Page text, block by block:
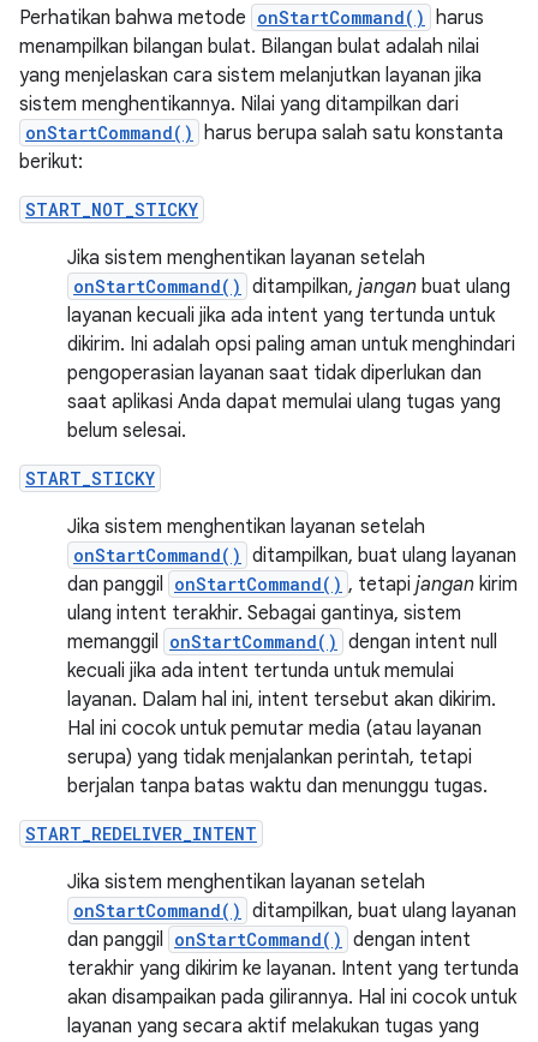
Perhatikan bahwa metode onStartCommand() harus
menampilkan bilangan bulat. Bilangan bulat adalah nilai
yang menjelaskan cara sistem melanjutkan layanan jika
sistem menghentikannya. Nilai yang ditampilkan dari
onStartCommand() harus berupa salah satu konstanta
berikut:
START_NOT_STICKY
Jika sistem menghentikan layanan setelah
onStartCommand() ditampilkan, jangan buat ulang
layanan kecuali jika ada intent yang tertunda untuk
dikirim. Ini adalah opsi paling aman untuk menghindari
pengoperasian layanan saat tidak diperlukan dan
saat aplikasi Anda dapat memulai ulang tugas yang
belum selesai.
START_STICKY
Jika sistem menghentikan layanan setelah
onStartCommand() ditampilkan, buat ulang layanan
dan panggil onStartCommand() , tetapi jangan kirim
ulang intent terakhir. Sebagai gantinya, sistem
memanggil onStartCommand() dengan intent null
kecuali jika ada intent tertunda untuk memulai
layanan. Dalam hal ini, intent tersebut akan dikirim.
Hal ini cocok untuk pemutar media (atau layanan
serupa) yang tidak menjalankan perintah, tetapi
berjalan tanpa batas waktu dan menunggu tugas.
START_REDELIVER_INTENT
Jika sistem menghentikan layanan setelah
onStartCommand() ditampilkan, buat ulang layanan
dan panggil onStartCommand() dengan intent
terakhir yang dikirim ke layanan. Intent yang tertunda
akan disampaikan pada gilirannya. Hal ini cocok untuk
layanan yang secara aktif melakukan tugas yang